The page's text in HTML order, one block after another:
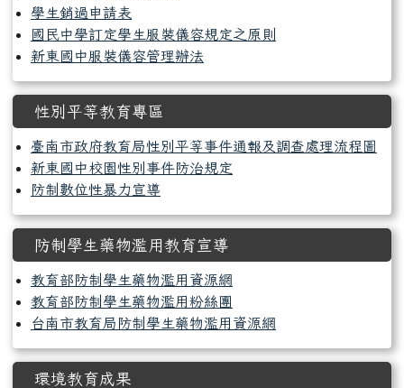
學生銷過申請表
國民中學訂定學生服裝儀容規定之原則
新東國中服裝儀容管理辦法
性別平等教育專區
臺南市政府教育局性別平等事件通報及調查處理流程圖
新東國中校園性別事件防治規定
防制數位性暴力宣導
防制學生藥物濫用教育宣導
教育部防制學生藥物濫用資源網
教育部防制學生藥物濫用粉絲團
台南市教育局防制學生藥物濫用資源網
環境教育成果